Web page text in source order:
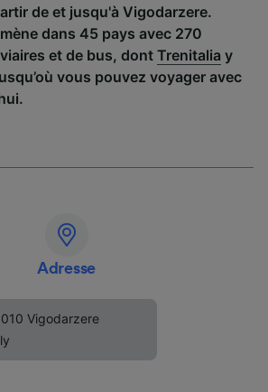
de et jusqu'à Vigodarzere.
dans 45 pays avec 270
et de bus, dont Trenitalia y
vous pouvez voyager avec
Adresse
Vigodarzere